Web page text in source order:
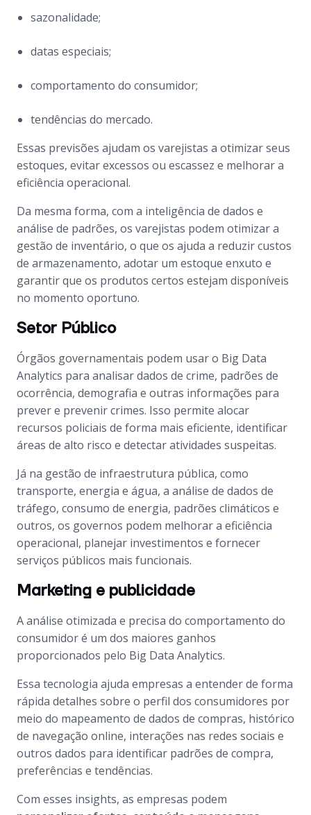
sazonalidade;
datas especiais;
comportamento do consumidor;
tendências do mercado.
Essas previsões ajudam os varejistas a otimizar seus
estoques, evitar excessos ou escassez e melhorar a
eficiência operacional.
Da mesma forma, com a inteligência de dados e
análise de padrões, os varejistas podem otimizar a
gestão de inventário, o que os ajuda a reduzir custos
de armazenamento, adotar um estoque enxuto e
garantir que os produtos certos estejam disponíveis
no momento oportuno.
Setor Público
Órgãos governamentais podem usar o Big Data
Analytics para analisar dados de crime, padrões de
ocorrência, demografia e outras informações para
prever e prevenir crimes. Isso permite alocar
recursos policiais de forma mais eficiente, identificar
áreas de alto risco e detectar atividades suspeitas.
Já na gestão de infraestrutura pública, como
transporte, energia e água, a análise de dados de
tráfego, consumo de energia, padrões climáticos e
outros, os governos podem melhorar a eficiência
operacional, planejar investimentos e fornecer
serviços públicos mais funcionais.
Marketing e publicidade
A análise otimizada e precisa do comportamento do
consumidor é um dos maiores ganhos
proporcionados pelo Big Data Analytics.
Essa tecnologia ajuda empresas a entender de forma
rápida detalhes sobre o perfil dos consumidores por
meio do mapeamento de dados de compras, histórico
de navegação online, interações nas redes sociais e
outros dados para identificar padrões de compra,
preferências e tendências.
Com esses insights, as empresas podem